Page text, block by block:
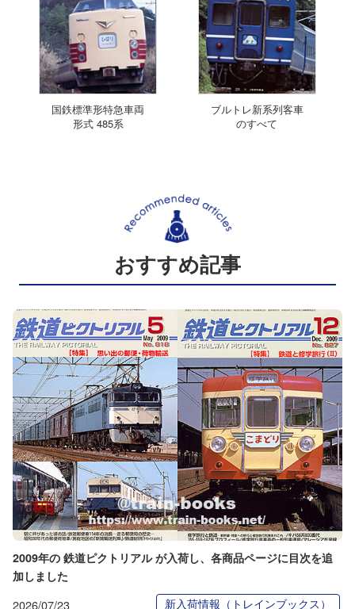
国鉄標準形特急車両
形式 485系
ブルトレ新系列客車
のすべて
おすすめ記事
2009年の 鉄道ピクトリアル が入荷し、各商品ページに目次を追
加しました
2026/07/23 新入荷情報（トレインブックス）